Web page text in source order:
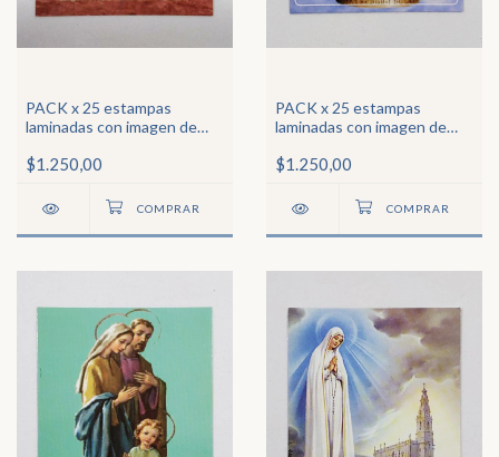
PACK x 25 estampas
laminadas con imagen de
$1.250,00
PACK x 25 estampas
laminadas con imagen de
$1.250,00